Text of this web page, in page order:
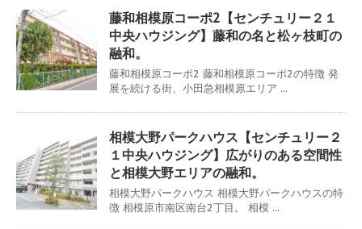
藤和相模原コーポ2【センチュリー２１
中央ハウジング】藤和の名と松ヶ枝町の
融和。
藤和相模原コーポ2 藤和相模原コーポ2の特徴 発
展を続ける街、小田急相模原エリア ...
相模大野パークハウス【センチュリー２
１中央ハウジング】広がりのある空間性
と相模大野エリアの融和。
相模大野パークハウス 相模大野パークハウスの特
徴 相模原市南区南台2丁目。 相模 ...